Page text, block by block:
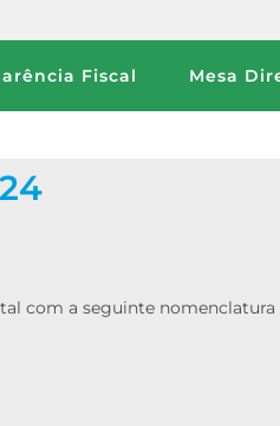
Fiscal Mesa
com a seguinte nomenclatura